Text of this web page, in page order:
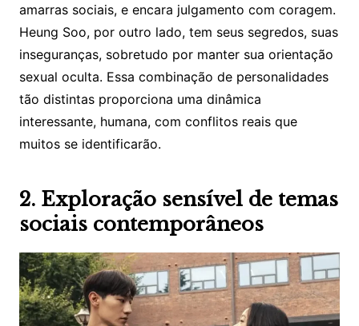
amarras sociais, e encara julgamento com coragem.
Heung Soo, por outro lado, tem seus segredos, suas
inseguranças, sobretudo por manter sua orientação
sexual oculta. Essa combinação de personalidades
tão distintas proporciona uma dinâmica
interessante, humana, com conflitos reais que
muitos se identificarão.
2. Exploração sensível de temas
sociais contemporâneos